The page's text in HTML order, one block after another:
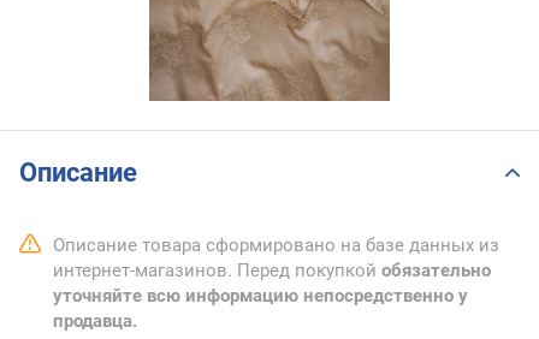
Описание
Описание товара сформировано на базе данных из
интернет-магазинов. Перед покупкой обязательно
уточняйте всю информацию непосредственно у
продавца.